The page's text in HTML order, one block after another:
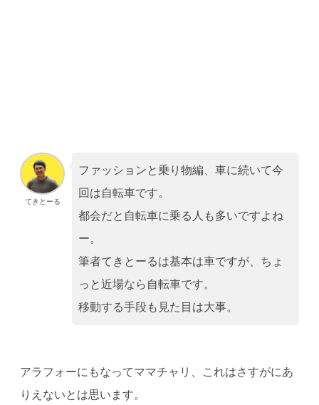
てきとーる
ファッションと乗り物編、車に続いて今
回は自転車です。
都会だと自転車に乗る人も多いですよね
ー。
筆者てきとーるは基本は車ですが、ちょ
っと近場なら自転車です。
移動する手段も見た目は大事。
アラフォーにもなってママチャリ、これはさすがにあ
りえないとは思います。